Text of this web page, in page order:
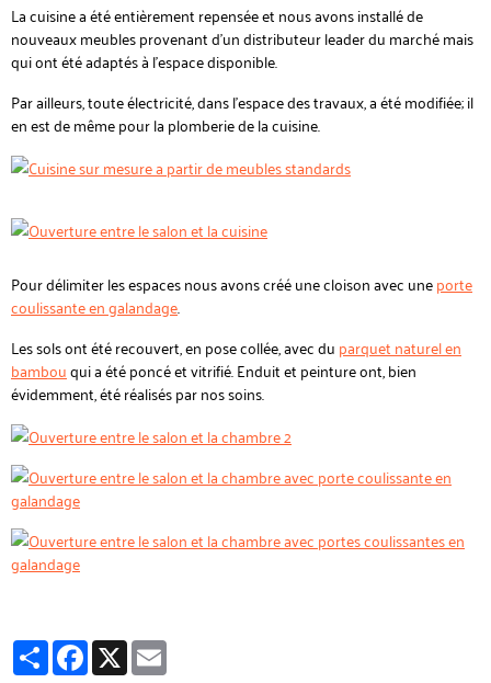
La cuisine a été entièrement repensée et nous avons installé de
nouveaux meubles provenant d'un distributeur leader du marché mais
qui ont été adaptés à l'espace disponible.
Par ailleurs, toute électricité, dans l'espace des travaux, a été modifiée; il
en est de même pour la plomberie de la cuisine.
Pour délimiter les espaces nous avons créé une cloison avec uneporte
coulissante en galandage.
Les sols ont été recouvert, en pose collée, avec du parquet naturel en
bambouqui a été poncé et vitrifié. Enduit et peinture ont, bien
évidemment, été réalisés par nos soins.
PartagerFacebook
X